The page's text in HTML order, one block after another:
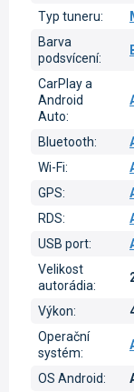
Typ tuneru:
Barva
podsvícení:
CarPlay a
Android
Auto:
Bluetooth:
Wi-Fi:
GPS:
RDS:
USB port:
Velikost
autorádia:
Výkon:
Operační
systém:
OS Android: